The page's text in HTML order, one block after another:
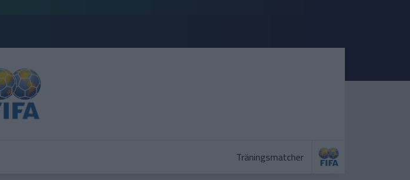
Träningsmatcher